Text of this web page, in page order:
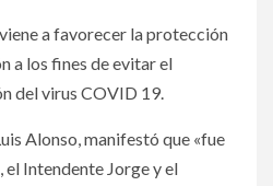
a favorecer la protección
a los fines de evitar el
del virus COVID 19.
Alonso, manifestó que «fue
el Intendente Jorge y el